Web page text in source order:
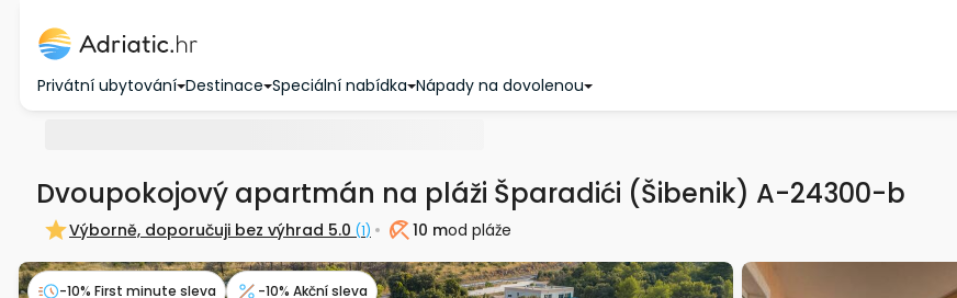
Privátní ubytování Destinace Speciální nabídka Nápady na dovolenou
Dvoupokojový apartmán na pláži Šparadići (Šibenik) A-24300-b
Výborně, doporučuji bez výhrad 5.0 (1) Pláž10 mod pláže
-10% First minute sleva -10% Akční sleva